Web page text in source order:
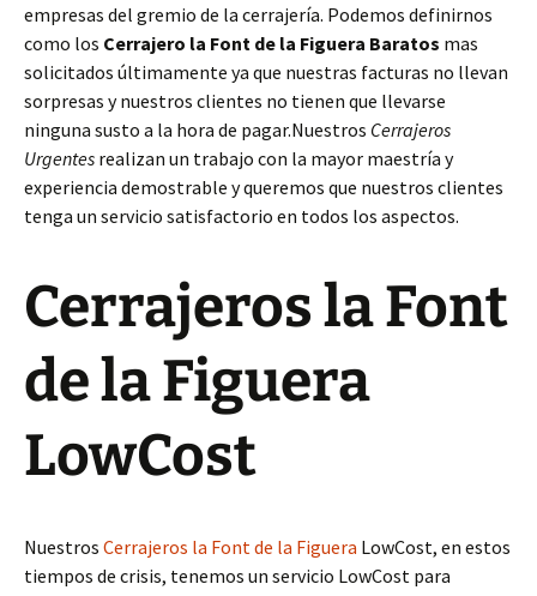
empresas del gremio de la cerrajería. Podemos definirnos
como los Cerrajero la Font de la Figuera Baratos mas
solicitados últimamente ya que nuestras facturas no llevan
sorpresas y nuestros clientes no tienen que llevarse
ninguna susto a la hora de pagar.Nuestros Cerrajeros
Urgentes realizan un trabajo con la mayor maestría y
experiencia demostrable y queremos que nuestros clientes
tenga un servicio satisfactorio en todos los aspectos.
Cerrajeros la Font
de la Figuera
LowCost
Nuestros Cerrajeros la Font de la Figuera LowCost, en estos
tiempos de crisis, tenemos un servicio LowCost para